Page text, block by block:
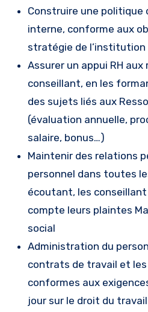
Construire une politique
interne, conforme aux
stratégie de l’institution
Assurer un appui RH
conseillant, en les
des sujets liés aux
(évaluation annuelle,
salaire, bonus…)
Maintenir des relations
personnel dans toutes
écoutant, les
compte leurs plaintes
social
Administration du
contrats de travail et
conformes aux
jour sur le droit du